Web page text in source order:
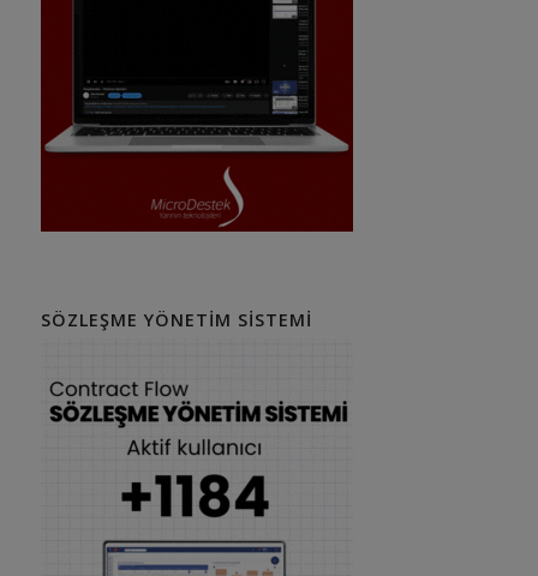
SÖZLEŞME YÖNETIM SISTEMI